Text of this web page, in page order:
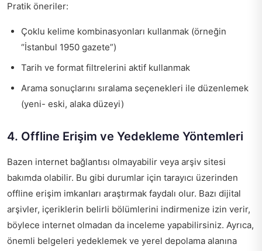
Pratik öneriler:
Çoklu kelime kombinasyonları kullanmak (örneğin
“İstanbul 1950 gazete”)
Tarih ve format filtrelerini aktif kullanmak
Arama sonuçlarını sıralama seçenekleri ile düzenlemek
(yeni- eski, alaka düzeyi)
4. Offline Erişim ve Yedekleme Yöntemleri
Bazen internet bağlantısı olmayabilir veya arşiv sitesi
bakımda olabilir. Bu gibi durumlar için tarayıcı üzerinden
offline erişim imkanları araştırmak faydalı olur. Bazı dijital
arşivler, içeriklerin belirli bölümlerini indirmenize izin verir,
böylece internet olmadan da inceleme yapabilirsiniz. Ayrıca,
önemli belgeleri yedeklemek ve yerel depolama alanına